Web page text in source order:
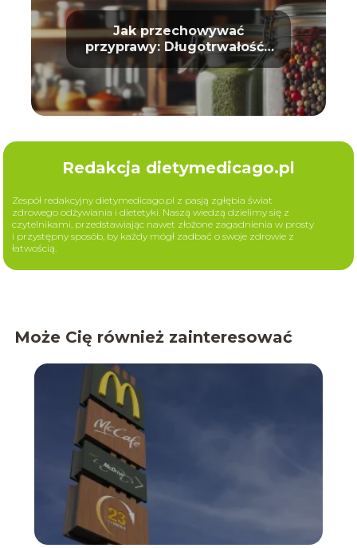
Jak przechowywać
przyprawy: Długotrwałość i
aromat
Redakcja dietymedicago.pl
Zespół redakcyjny dietymedicago.pl z pasją zgłębia świat
zdrowego odżywiania i dietetyki. Naszą wiedzą dzielimy się z
czytelnikami, przedstawiając nawet złożone zagadnienia w prosty
i przystępny sposób, by każdy mógł zadbać o swoje zdrowie z
łatwością.
Może Cię również zainteresować